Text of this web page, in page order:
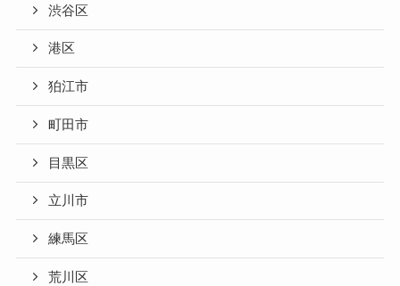
渋谷区
港区
狛江市
町田市
目黒区
立川市
練馬区
荒川区